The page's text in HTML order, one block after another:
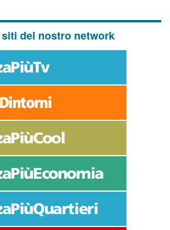
del nostro network